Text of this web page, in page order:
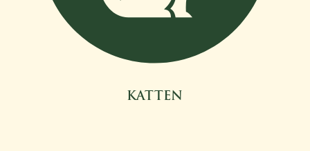
KATTEN